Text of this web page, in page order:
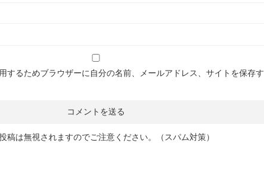
するためブラウザーに自分の名前、メールアドレス、サイトを保存す
稿は無視されますのでご注意ください。（スパム対策）